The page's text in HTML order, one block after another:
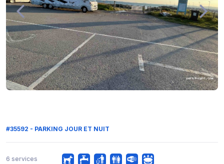
#35592 - PARKING JOUR ET NUIT
6 services